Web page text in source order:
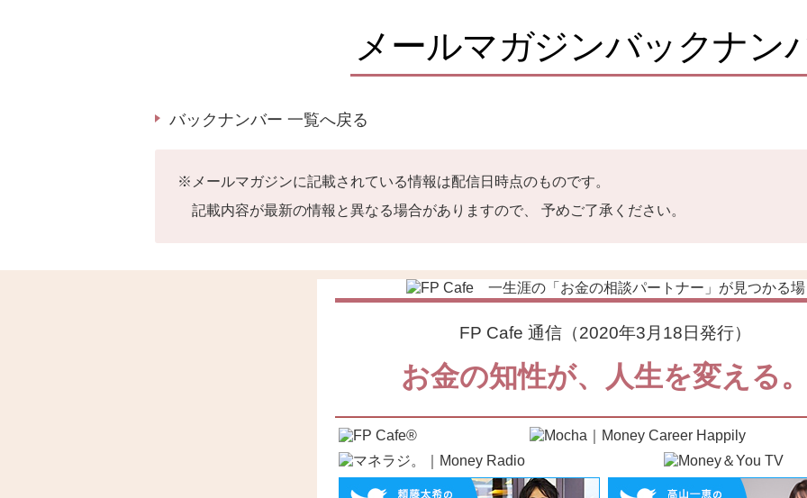
メールマガジンバックナン
バックナンバー 一覧へ戻る
※ メールマガジンに記載されている情報は配信日時点のものです。
記載内容が最新の情報と異なる場合がありますので、 予めご了承ください。
FP Cafe 通信（2020年3月18日発行）
お金の知性が、人生を変える